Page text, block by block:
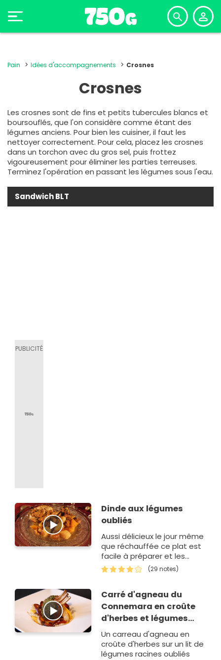
Pain Idées d'accompagnements Crosnes
Crosnes
Les crosnes sont de fins et petits tubercules blancs et
boursouflés, que l'on considère comme étant des
légumes anciens. Pour bien les cuisiner, il faut les
nettoyer correctement. Pour cela, placez les crosnes
dans un torchon avec du gros sel, puis frottez
vigoureusement pour éliminer les parties terreuses.
Terminez l'opération en passant les légumes sous l'eau.
Sandwich BLT
Dinde aux légumes
oubliés
Aussi délicieux le jour même
que réchauffée ce plat est
facile à préparer et les
invités en redemandent
toujours
(29 notes)
Carré d'agneau du
Connemara en croûte
d'herbes et légumes
oubliés
Un carreau d'agneau en
croûte d'herbes sur un lit de
légumes racines oubliés